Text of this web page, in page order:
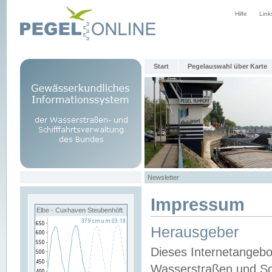
Hilfe
Start Pegelauswahl über Karte
Newsletter
Elbe - Cuxhaven Steubenhöft Impressum
Herausgeber
Dieses
Wasserstraßen und